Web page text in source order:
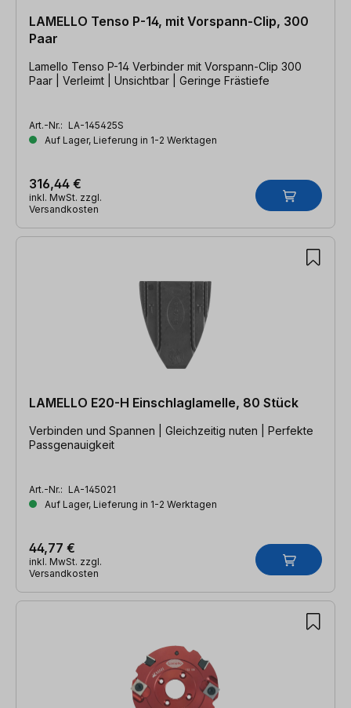
LAMELLO Tenso P-14, mit Vorspann-Clip, 300
Paar
Lamello Tenso P-14 Verbinder mit Vorspann-Clip 300
Paar | Verleimt | Unsichtbar | Geringe Frästiefe
Art.-Nr.: LA-145425S
Auf Lager, Lieferung in 1-2 Werktagen
316,44 €
inkl. MwSt. zzgl.
Versandkosten
LAMELLO E20-H Einschlaglamelle, 80 Stück
Verbinden und Spannen | Gleichzeitig nuten | Perfekte
Passgenauigkeit
Art.-Nr.: LA-145021
Auf Lager, Lieferung in 1-2 Werktagen
44,77 €
inkl. MwSt. zzgl.
Versandkosten